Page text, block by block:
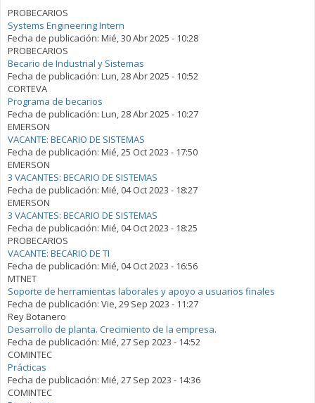
PROBECARIOS
Systems Engineering Intern
Fecha de publicación: Mié, 30 Abr 2025 - 10:28
PROBECARIOS
Becario de Industrial y Sistemas
Fecha de publicación: Lun, 28 Abr 2025 - 10:52
CORTEVA
Programa de becarios
Fecha de publicación: Lun, 28 Abr 2025 - 10:27
EMERSON
VACANTE: BECARIO DE SISTEMAS
Fecha de publicación: Mié, 25 Oct 2023 - 17:50
EMERSON
3 VACANTES: BECARIO DE SISTEMAS
Fecha de publicación: Mié, 04 Oct 2023 - 18:27
EMERSON
3 VACANTES: BECARIO DE SISTEMAS
Fecha de publicación: Mié, 04 Oct 2023 - 18:25
PROBECARIOS
VACANTE: BECARIO DE TI
Fecha de publicación: Mié, 04 Oct 2023 - 16:56
MTNET
Soporte de herramientas laborales y apoyo a usuarios finales
Fecha de publicación: Vie, 29 Sep 2023 - 11:27
Rey Botanero
Desarrollo de planta. Crecimiento de la empresa.
Fecha de publicación: Mié, 27 Sep 2023 - 14:52
COMINTEC
Prácticas
Fecha de publicación: Mié, 27 Sep 2023 - 14:36
COMINTEC